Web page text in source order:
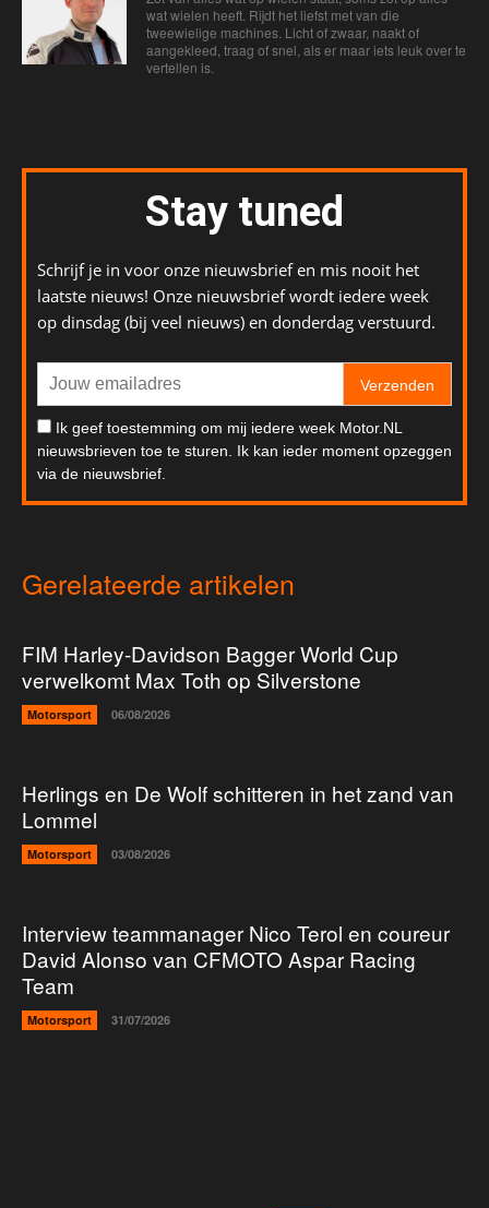
wat wielen heeft. Rijdt het liefst met van die
tweewielige machines. Licht of zwaar, naakt of
aangekleed, traag of snel, als er maar iets leuk over te
vertellen is.
Stay tuned
Schrijf je in voor onze nieuwsbrief en mis nooit het
laatste nieuws! Onze nieuwsbrief wordt iedere week
op dinsdag (bij veel nieuws) en donderdag verstuurd.
Verzenden
Ik geef toestemming om mij iedere week Motor.NL
nieuwsbrieven toe te sturen. Ik kan ieder moment opzeggen
via de nieuwsbrief.
Gerelateerde artikelen
FIM Harley-Davidson Bagger World Cup
verwelkomt Max Toth op Silverstone
Motorsport 06/08/2026
Herlings en De Wolf schitteren in het zand van
Lommel
Motorsport 03/08/2026
Interview teammanager Nico Terol en coureur
David Alonso van CFMOTO Aspar Racing
Team
Motorsport 31/07/2026